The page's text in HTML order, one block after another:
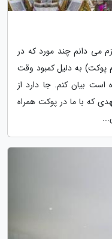
می دانم چند مورد که در
پوکت) به دلیل کمبود وقت
است بیان کنم. جا دارد از
که با ما در پوکت همراه